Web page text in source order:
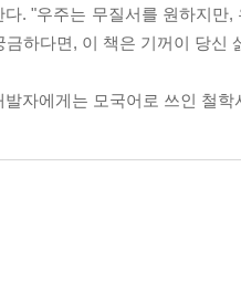
. "우주는 무질서를 원하지만
하다면, 이 책은 기꺼이 당신
자에게는 모국어로 쓰인 철학